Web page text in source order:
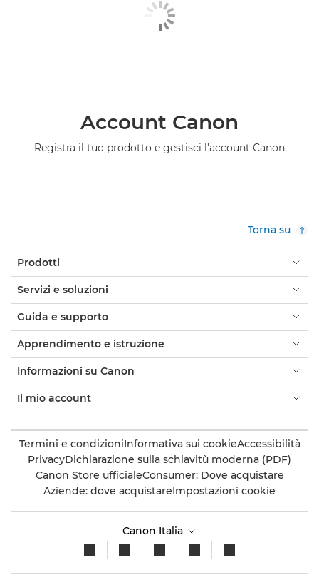
Account Canon
Registra il tuo prodotto e gestisci l'account Canon
Torna su
Prodotti
Servizi e soluzioni
Guida e supporto
Apprendimento e istruzione
Informazioni su Canon
Il mio account
Termini e condizioniInformativa sui cookieAccessibilità
PrivacyDichiarazione sulla schiavitù moderna (PDF)
Canon Store ufficialeConsumer: Dove acquistare
Aziende: dove acquistareImpostazioni cookie
Canon Italia